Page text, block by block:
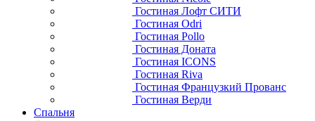
Гостиная Лофт СИТИ
Гостиная Odri
Гостиная Pollo
Гостиная Доната
Гостиная ICONS
Гостиная Riva
Гостиная Французкий Прованс
Гостиная Верди
Спальня